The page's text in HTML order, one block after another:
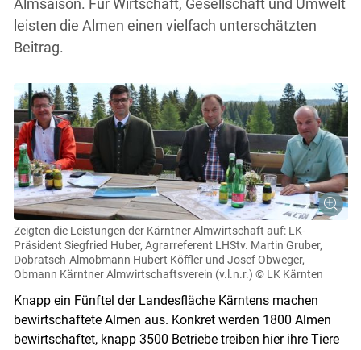
leisten die Almen einen vielfach unterschätzten
Beitrag.
Zeigten die Leistungen der Kärntner Almwirtschaft auf: LK-
Präsident Siegfried Huber, Agrarreferent LHStv. Martin Gruber,
Dobratsch-Almobmann Hubert Köffler und Josef Obweger,
Obmann Kärntner Almwirtschaftsverein (v.l.n.r.) © LK Kärnten
Knapp ein Fünftel der Landesfläche Kärntens machen
bewirtschaftete Almen aus. Konkret werden 1800 Almen
bewirtschaftet, knapp 3500 Betriebe treiben hier ihre Tiere